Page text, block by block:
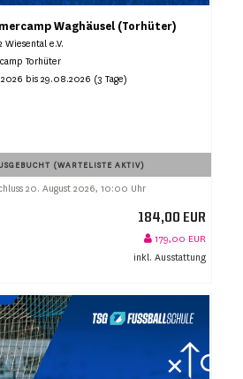
Waghäusel (Torhüter)
Wiesental e.V.
Torhüter
bis 29.08.2026 (3 Tage)
(WARTELISTE AKTIV)
20. August 2026, 10:00 Uhr
184,00 EUR
179,00 EUR
inkl. Ausstattung